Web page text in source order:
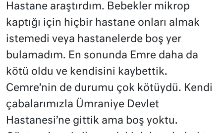
Hastane araştırdım. Bebekler mikrop
kaptığı için hiçbir hastane onları almak
istemedi veya hastanelerde boş yer
bulamadım. En sonunda Emre daha da
kötü oldu ve kendisini kaybettik.
Cemre’nin de durumu çok kötüydü. Kendi
çabalarımızla Ümraniye Devlet
Hastanesi’ne gittik ama boş yoktu.